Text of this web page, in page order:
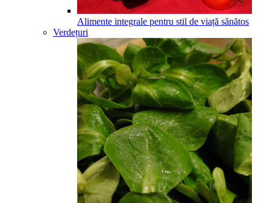
Alimente integrale pentru stil de viață sănătos
Verdețuri